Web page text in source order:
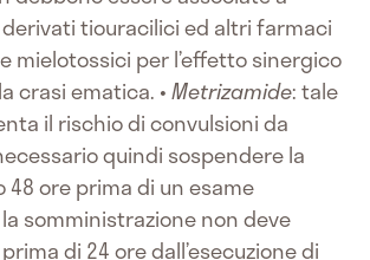
tiouracilici ed altri farmaci
mielotossici per l’effetto sinergico
crasi ematica. •Metrizamide: tale
il rischio di convulsioni da
quindi sospendere la
ore prima di un esame
somministrazione non deve
di 24 ore dall’esecuzione di